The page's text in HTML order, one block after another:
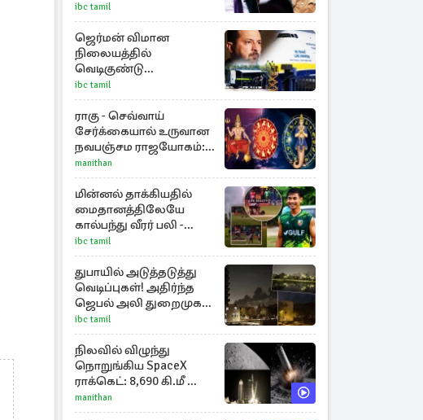
ibc tamil
ஜெர்மன் விமான
நிலையத்தில்
வெடிகுண்டு
பொருத்தப்பட்ட ட்ரோன்!
தப்பியது உக்ரைன்
விமானம்
ibc tamil
ராகு - செவ்வாய்
சேர்க்கையால் உருவான
நவபஞ்சம ராஜயோகம்:
அதிர்ஷ்டம் பெறும் 3
ராசிகள்!
manithan
மின்னல் தாக்கியதில்
மைதானத்திலேயே
கால்பந்து வீரர் பலி -
அதிர்ச்சியில் ரசிகர்கள்
ibc tamil
துபாயில் அடுத்தடுத்து
வெடிப்புகள்! அதிர்ந்த
ஜெபல் அலி துறைமுகம்
அருகே
ibc tamil
நிலவில் விழுந்து
நொறுங்கிய SpaceX
ராக்கெட்: 8,690 கி.மீ வேக
மோதலால் உருவான
புதிய பள்ளம்!
manithan